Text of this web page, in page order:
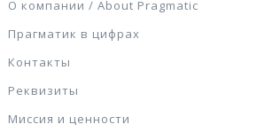
О компании / About Pragmatic
Прагматик в цифрах
Контакты
Реквизиты
Миссия и ценности